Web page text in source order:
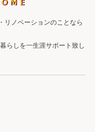
リノベーションのことなら
らしを一生涯サポート致し